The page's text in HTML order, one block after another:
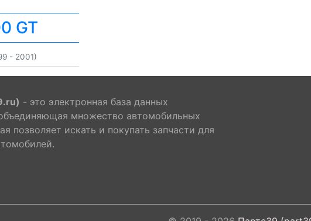
GT
- 2001)
- это электронная база данных
множество автомобильных
позволяет искать и покупать запчасти для